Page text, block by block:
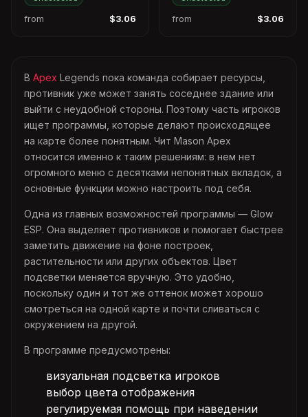
from $3.06 from $3.06
В Apex Legends пока команда собирает ресурсы,
противник уже может занять соседнее здание или
выйти с неудобной стороны. Поэтому часть игроков
ищет программы, которые делают происходящее
на карте более понятным. Чит Mason Apex
относится именно к таким решениям: в нем нет
огромного меню с десятками непонятных вкладок, а
основные функции можно настроить под себя.
Одна из главных возможностей программы — Glow
ESP. Она выделяет противников и помогает быстрее
заметить движение на фоне построек,
растительности или других объектов. Цвет
подсветки меняется вручную. Это удобно,
поскольку один и тот же оттенок может хорошо
смотреться на одной карте и почти сливаться с
окружением на другой.
В программе предусмотрены:
визуальная подсветка игроков
выбор цвета отображения
регулируемая помощь при наведении